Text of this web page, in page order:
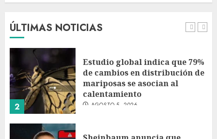
ÚLTIMAS NOTICIAS
1 AGOSTO 5, 2026
2
Estudio global indica que 79%
de cambios en distribución de
mariposas se asocian al
calentamiento
AGOSTO 5, 2026